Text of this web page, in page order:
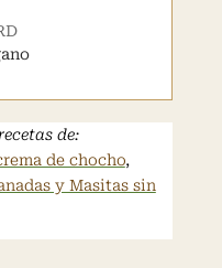
de:
de chocho,
y Masitas sin